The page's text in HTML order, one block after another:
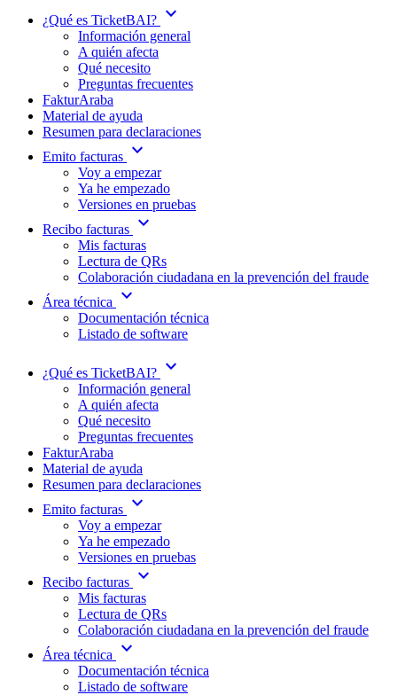
¿Qué es TicketBAI? expand_more
Información general
A quién afecta
Qué necesito
Preguntas frecuentes
FakturAraba
Material de ayuda
Resumen para declaraciones
Emito facturas expand_more
Voy a empezar
Ya he empezado
Versiones en pruebas
Recibo facturas expand_more
Mis facturas
Lectura de QRs
Colaboración ciudadana en la prevención del fraude
Área técnica
expand_more
Documentación técnica
Listado de software
¿Qué es TicketBAI? expand_more
Información general
A quién afecta
Qué necesito
Preguntas frecuentes
FakturAraba
Material de ayuda
Resumen para declaraciones
Emito facturas expand_more
Voy a empezar
Ya he empezado
Versiones en pruebas
Recibo facturas expand_more
Mis facturas
Lectura de QRs
Colaboración ciudadana en la prevención del fraude
Área técnica
expand_more
Documentación técnica
Listado de software